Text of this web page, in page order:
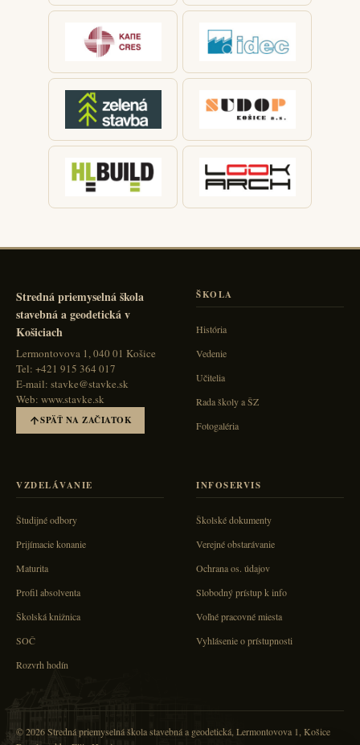
Stredná priemyselná škola
stavebná a geodetická v
Košiciach
Lermontovova 1, 040 01 Košice
Tel: +421 915 364 017
E-mail: stavke@stavke.sk
Web: www.stavke.sk
SPÄŤ NA ZAČIATOK
ŠKOLA
História
Vedenie
Učitelia
Rada školy a ŠZ
Fotogaléria
VZDELÁVANIE
Študijné odbory
Prijímacie konanie
Maturita
Profil absolventa
Školská knižnica
SOČ
Rozvrh hodín
INFOSERVIS
Školské dokumenty
Verejné obstarávanie
Ochrana os. údajov
Slobodný prístup k info
Voľné pracovné miesta
Vyhlásenie o prístupnosti
© 2026 Stredná priemyselná škola stavebná a geodetická, Lermontovova 1, Košice